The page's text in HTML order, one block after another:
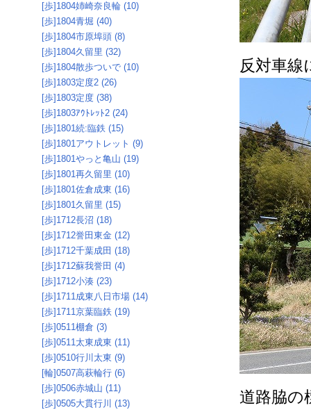
反対車線
道路脇の
[歩]1804姉崎奈良輪 (10)
[歩]1804青堀 (40)
[歩]1804市原埠頭 (8)
[歩]1804久留里 (32)
[歩]1804散歩ついで (10)
[歩]1803定度2 (26)
[歩]1803定度 (38)
[歩]1803ｱｳﾄﾚｯﾄ2 (24)
[歩]1801続:臨鉄 (15)
[歩]1801アウトレット (9)
[歩]1801やっと亀山 (19)
[歩]1801再久留里 (10)
[歩]1801佐倉成東 (16)
[歩]1801久留里 (15)
[歩]1712長沼 (18)
[歩]1712誉田東金 (12)
[歩]1712千葉成田 (18)
[歩]1712蘇我誉田 (4)
[歩]1712小湊 (23)
[歩]1711成東八日市場 (14)
[歩]1711京葉臨鉄 (19)
[歩]0511棚倉 (3)
[歩]0511太東成東 (11)
[歩]0510行川太東 (9)
[輪]0507高萩輪行 (6)
[歩]0506赤城山 (11)
[歩]0505大貫行川 (13)